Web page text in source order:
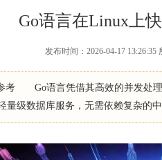
Go语言在Linux上
发布时间：2026-04-17 13:26:35
考 Go语言凭借其高效的并发处
量级数据库服务，无需依赖复杂的